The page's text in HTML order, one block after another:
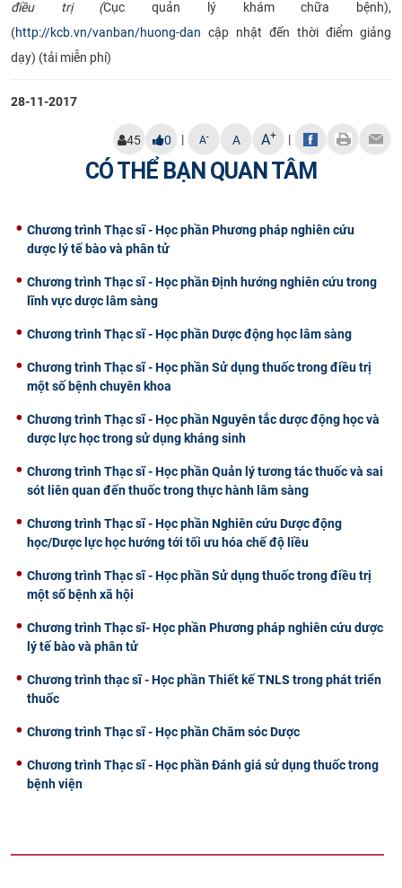
điều trị (Cục quản lý khám chữa bệnh),
(http://kcb.vn/vanban/huong-dan cập nhật đến thời điểm giảng
dạy) (tải miễn phí)
28-11-2017
45 0 | A- A A+ |
CÓ THỂ BẠN QUAN TÂM
Chương trình Thạc sĩ - Học phần Phương pháp nghiên cứu
dược lý tế bào và phân tử
Chương trình Thạc sĩ - Học phần Định hướng nghiên cứu trong
lĩnh vực dược lâm sàng
Chương trình Thạc sĩ - Học phần Dược động học lâm sàng
Chương trình Thạc sĩ - Học phần Sử dụng thuốc trong điều trị
một số bệnh chuyên khoa
Chương trình Thạc sĩ - Học phần Nguyên tắc dược động học và
dược lực học trong sử dụng kháng sinh
Chương trình Thạc sĩ - Học phần Quản lý tương tác thuốc và sai
sót liên quan đến thuốc trong thực hành lâm sàng
Chương trình Thạc sĩ - Học phần Nghiên cứu Dược động
học/Dược lực học hướng tới tối ưu hóa chế độ liều
Chương trình Thạc sĩ - Học phần Sử dụng thuốc trong điều trị
một số bệnh xã hội
Chương trình Thạc sĩ- Học phần Phương pháp nghiên cứu dược
lý tế bào và phân tử
Chương trình thạc sĩ - Học phần Thiết kế TNLS trong phát triển
thuốc
Chương trình Thạc sĩ - Học phần Chăm sóc Dược
Chương trình Thạc sĩ - Học phần Đánh giá sử dụng thuốc trong
bệnh viện